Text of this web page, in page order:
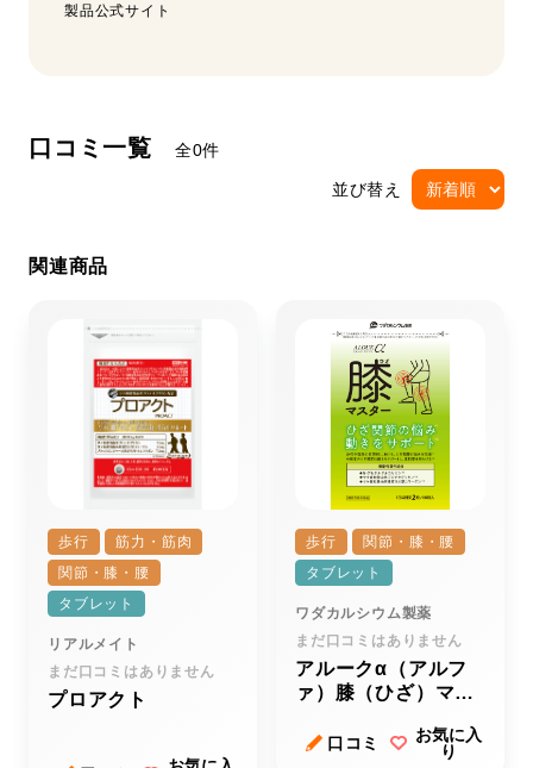
製品公式サイト
口コミ一覧 全0件
並び替え
関連商品
歩行
筋力・筋肉
関節・膝・腰
タブレット
リアルメイト
まだ口コミはありません
プロアクト
歩行
関節・膝・腰
タブレット
ワダカルシウム製薬
まだ口コミはありません
アルークα（アルフ
ァ）膝（ひざ）マス
口コミ
お気に入
り